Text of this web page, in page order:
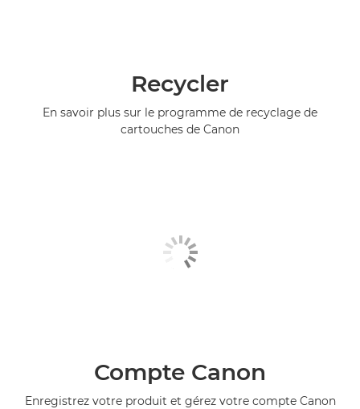
Recycler
En savoir plus sur le programme de recyclage de
cartouches de Canon
Compte Canon
Enregistrez votre produit et gérez votre compte Canon